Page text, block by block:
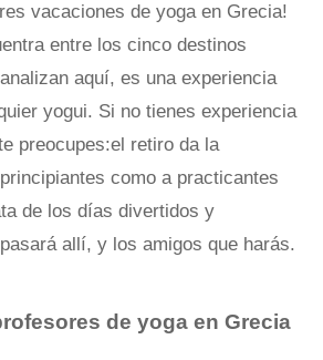
vacaciones de yoga en Grecia!
entre los cinco destinos
aquí, es una experiencia
yogui. Si no tienes experiencia
preocupes:el retiro da la
como a practicantes
de los días divertidos y
allí, y los amigos que harás.
de yoga en Grecia